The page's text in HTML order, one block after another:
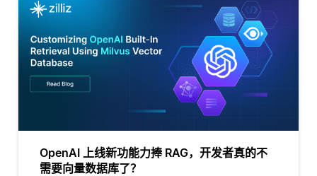
OpenAI 上线新功能力捧 RAG，开发者真的不
需要向量数据库了？